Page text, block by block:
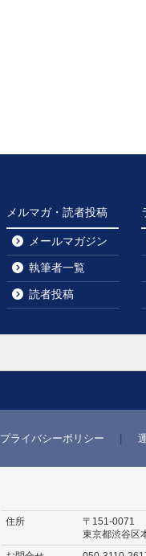
メルマガ・読者投稿
メールマガジン
執筆者一覧
読者投稿
プライバシーポリシー
住所
〒151-0071
東京都渋谷区